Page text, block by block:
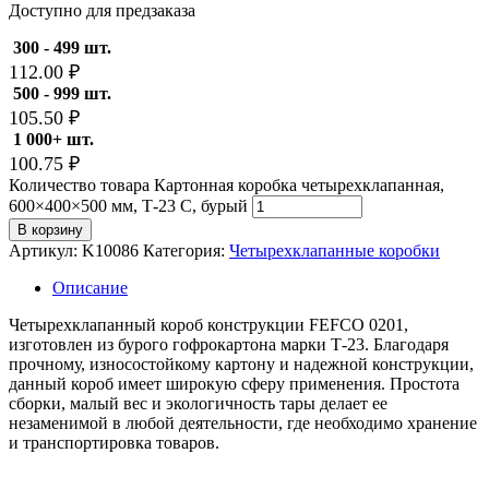
Доступно для предзаказа
300 - 499 шт.
112.00 ₽
500 - 999 шт.
105.50 ₽
1 000+ шт.
100.75 ₽
Количество товара Картонная коробка четырехклапанная,
600×400×500 мм, Т-23 С, бурый
В корзину
Артикул: K10086 Категория: Четырехклапанные коробки
Описание
Четырехклапанный короб конструкции FEFCO 0201,
изготовлен из бурого гофрокартона марки Т-23. Благодаря
прочному, износостойкому картону и надежной конструкции,
данный короб имеет широкую сферу применения. Простота
сборки, малый вес и экологичность тары делает ее
незаменимой в любой деятельности, где необходимо хранение
и транспортировка товаров.